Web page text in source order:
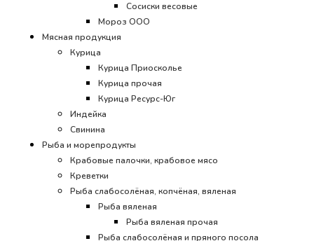
Сосиски весовые
Мороз ООО
Мясная продукция
Курица
Курица Приосколье
Курица прочая
Курица Ресурс-Юг
Индейка
Свинина
Рыба и морепродукты
Крабовые палочки, крабовое мясо
Креветки
Рыба слабосолёная, копчёная, вяленая
Рыба вяленая
Рыба вяленая прочая
Рыба слабосолёная и пряного посола